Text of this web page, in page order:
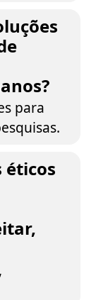
para
éticos